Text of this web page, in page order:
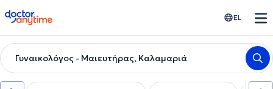
doctoranytime EL
Γυναικολόγος - Μαιευτήρας, Καλαμαριά